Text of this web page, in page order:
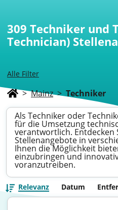
Alle Filter
309 Techniker und
Technician)
> Mainz > Techniker
Als Techniker oder
für die Umsetzung
verantwortlich. Entdecken
Stellenangebote in
Ihnen die Möglichkeit
einzubringen und
voranzutreiben.
Relevanz Datum